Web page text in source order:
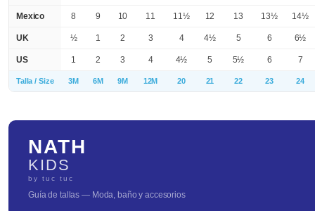
Mexico 8 9 10 11 11½ 12 13 13½ 14½
UK ½ 1 2 3 4 4½ 5 6 6½
US 1 2 3 4 4½ 5 5½ 6 7
Talla / Size 3M 6M 9M 12M 20 21 22 23 24
NATH
KIDS
by tuc tuc
Guía de tallas — Moda, baño y accesorios